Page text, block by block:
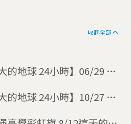
收起全部
的地球 24小時】06/29 彩
的地球 24小時】10/27 同